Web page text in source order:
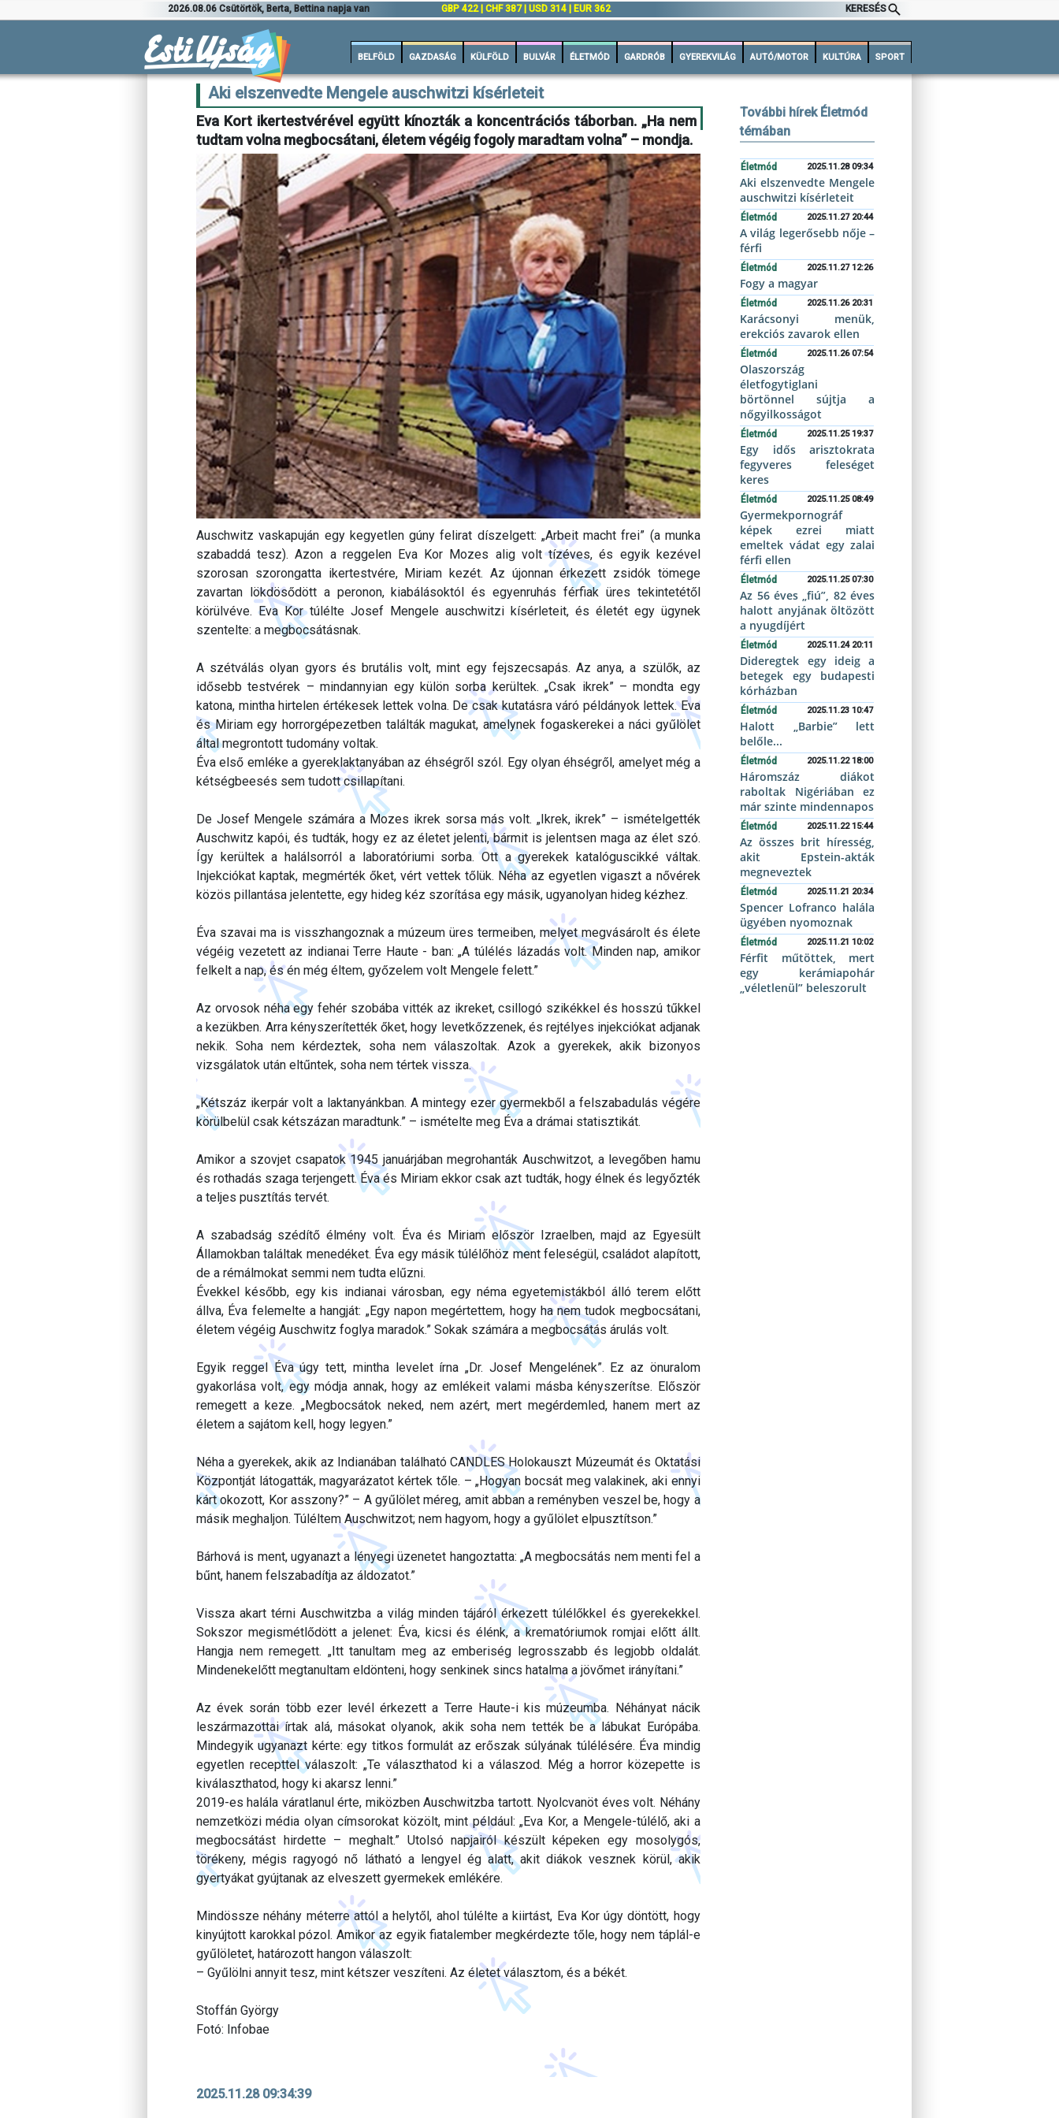
2026.08.06 Csütörtök, Berta, Bettina napja van GBP 422 | CHF 387 | USD 314 | EUR 362 KERESÉS
BELFÖLD GAZDASÁG KÜLFÖLD BULVÁR ÉLETMÓD GARDRÓB GYEREKVILÁG AUTÓ/MOTOR KULTÚRA SPORT
Aki elszenvedte Mengele auschwitzi kísérleteit
Eva Kort ikertestvérével együtt kínozták a koncentrációs táborban. „Ha nem
tudtam volna megbocsátani, életem végéig fogoly maradtam volna” – mondja.
Auschwitz vaskapuján egy kegyetlen gúny felirat díszelgett: „Arbeit macht frei” (a munka
szabaddá tesz). Azon a reggelen Eva Kor Mozes alig volt tízéves, és egyik kezével
szorosan szorongatta ikertestvére, Miriam kezét. Az újonnan érkezett zsidók tömege
zavartan lökdösődött a peronon, kiabálásoktól és egyenruhás férfiak üres tekintetétől
körülvéve. Eva Kor túlélte Josef Mengele auschwitzi kísérleteit, és életét egy ügynek
szentelte: a megbocsátásnak.
A szétválás olyan gyors és brutális volt, mint egy fejszecsapás. Az anya, a szülők, az
idősebb testvérek – mindannyian egy külön sorba kerültek. „Csak ikrek” – mondta egy
katona, mintha hirtelen értékesek lettek volna. De csak kutatásra váró példányok lettek. Eva
és Miriam egy horrorgépezetben találták magukat, amelynek fogaskerekei a náci gyűlölet
által megrontott tudomány voltak.
Éva első emléke a gyereklaktanyában az éhségről szól. Egy olyan éhségről, amelyet még a
kétségbeesés sem tudott csillapítani.
De Josef Mengele számára a Mozes ikrek sorsa más volt. „Ikrek, ikrek” – ismételgették
Auschwitz kapói, és tudták, hogy ez az életet jelenti, bármit is jelentsen maga az élet szó.
Így kerültek a halálsorról a laboratóriumi sorba. Ott a gyerekek katalóguscikké váltak.
Injekciókat kaptak, megmérték őket, vért vettek tőlük. Néha az egyetlen vigaszt a nővérek
közös pillantása jelentette, egy hideg kéz szorítása egy másik, ugyanolyan hideg kézhez.
Éva szavai ma is visszhangoznak a múzeum üres termeiben, melyet megvásárolt és élete
végéig vezetett az indianai Terre Haute - ban: „A túlélés lázadás volt. Minden nap, amikor
felkelt a nap, és én még éltem, győzelem volt Mengele felett.”
Az orvosok néha egy fehér szobába vitték az ikreket, csillogó szikékkel és hosszú tűkkel
a kezükben. Arra kényszerítették őket, hogy levetkőzzenek, és rejtélyes injekciókat adjanak
nekik. Soha nem kérdeztek, soha nem válaszoltak. Azok a gyerekek, akik bizonyos
vizsgálatok után eltűntek, soha nem tértek vissza.
„Kétszáz ikerpár volt a laktanyánkban. A mintegy ezer gyermekből a felszabadulás végére
körülbelül csak kétszázan maradtunk.” – ismételte meg Éva a drámai statisztikát.
Amikor a szovjet csapatok 1945 januárjában megrohanták Auschwitzot, a levegőben hamu
és rothadás szaga terjengett. Éva és Miriam ekkor csak azt tudták, hogy élnek és legyőzték
a teljes pusztítás tervét.
A szabadság szédítő élmény volt. Éva és Miriam először Izraelben, majd az Egyesült
Államokban találtak menedéket. Éva egy másik túlélőhöz ment feleségül, családot alapított,
de a rémálmokat semmi nem tudta elűzni.
Évekkel később, egy kis indianai városban, egy néma egyetemistákból álló terem előtt
állva, Éva felemelte a hangját: „Egy napon megértettem, hogy ha nem tudok megbocsátani,
életem végéig Auschwitz foglya maradok.” Sokak számára a megbocsátás árulás volt.
Egyik reggel Éva úgy tett, mintha levelet írna „Dr. Josef Mengelének”. Ez az önuralom
gyakorlása volt, egy módja annak, hogy az emlékeit valami másba kényszerítse. Először
remegett a keze. „Megbocsátok neked, nem azért, mert megérdemled, hanem mert az
életem a sajátom kell, hogy legyen.”
Néha a gyerekek, akik az Indianában található CANDLES Holokauszt Múzeumát és Oktatási
Központját látogatták, magyarázatot kértek tőle. – „Hogyan bocsát meg valakinek, aki ennyi
kárt okozott, Kor asszony?” – A gyűlölet méreg, amit abban a reményben veszel be, hogy a
másik meghaljon. Túléltem Auschwitzot; nem hagyom, hogy a gyűlölet elpusztítson.”
Bárhová is ment, ugyanazt a lényegi üzenetet hangoztatta: „A megbocsátás nem menti fel a
bűnt, hanem felszabadítja az áldozatot.”
Vissza akart térni Auschwitzba a világ minden tájáról érkezett túlélőkkel és gyerekekkel.
Sokszor megismétlődött a jelenet: Éva, kicsi és élénk, a krematóriumok romjai előtt állt.
Hangja nem remegett. „Itt tanultam meg az emberiség legrosszabb és legjobb oldalát.
Mindenekelőtt megtanultam eldönteni, hogy senkinek sincs hatalma a jövőmet irányítani.”
Az évek során több ezer levél érkezett a Terre Haute-i kis múzeumba. Néhányat nácik
leszármazottai írtak alá, másokat olyanok, akik soha nem tették be a lábukat Európába.
Mindegyik ugyanazt kérte: egy titkos formulát az erőszak súlyának túlélésére. Éva mindig
egyetlen recepttel válaszolt: „Te választhatod ki a válaszod. Még a horror közepette is
kiválaszthatod, hogy ki akarsz lenni.”
2019-es halála váratlanul érte, miközben Auschwitzba tartott. Nyolcvanöt éves volt. Néhány
nemzetközi média olyan címsorokat közölt, mint például: „Eva Kor, a Mengele-túlélő, aki a
megbocsátást hirdette – meghalt.” Utolsó napjairól készült képeken egy mosolygós,
törékeny, mégis ragyogó nő látható a lengyel ég alatt, akit diákok vesznek körül, akik
gyertyákat gyújtanak az elveszett gyermekek emlékére.
Mindössze néhány méterre attól a helytől, ahol túlélte a kiirtást, Eva Kor úgy döntött, hogy
kinyújtott karokkal pózol. Amikor az egyik fiatalember megkérdezte tőle, hogy nem táplál-e
gyűlöletet, határozott hangon válaszolt:
– Gyűlölni annyit tesz, mint kétszer veszíteni. Az életet választom, és a békét.
Stoffán György
Fotó: Infobae
2025.11.28 09:34:39
További hírek Életmód
témában
Életmód 2025.11.28 09:34
Aki elszenvedte Mengele
auschwitzi kísérleteit
Életmód 2025.11.27 20:44
A világ legerősebb nője –
férfi
Életmód 2025.11.27 12:26
Fogy a magyar
Életmód 2025.11.26 20:31
Karácsonyi menük,
erekciós zavarok ellen
Életmód 2025.11.26 07:54
Olaszország
életfogytiglani
börtönnel sújtja a
nőgyilkosságot
Életmód 2025.11.25 19:37
Egy idős arisztokrata
fegyveres feleséget
keres
Életmód 2025.11.25 08:49
Gyermekpornográf
képek ezrei miatt
emeltek vádat egy zalai
férfi ellen
Életmód 2025.11.25 07:30
Az 56 éves „fiú”, 82 éves
halott anyjának öltözött
a nyugdíjért
Életmód 2025.11.24 20:11
Dideregtek egy ideig a
betegek egy budapesti
kórházban
Életmód 2025.11.23 10:47
Halott „Barbie” lett
belőle...
Életmód 2025.11.22 18:00
Háromszáz diákot
raboltak Nigériában ez
már szinte mindennapos
Életmód 2025.11.22 15:44
Az összes brit híresség,
akit Epstein-akták
megneveztek
Életmód 2025.11.21 20:34
Spencer Lofranco halála
ügyében nyomoznak
Életmód 2025.11.21 10:02
Férfit műtöttek, mert
egy kerámiapohár
„véletlenül” beleszorult